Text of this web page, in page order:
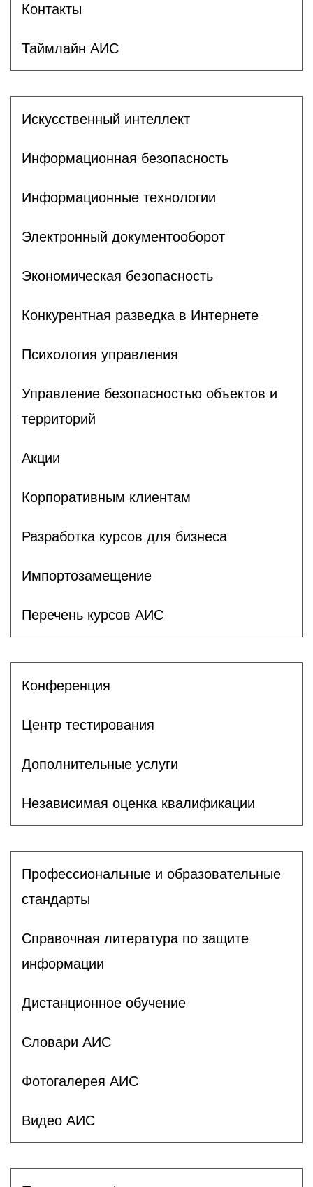
Контакты
Таймлайн АИС
Искусственный интеллект
Информационная безопасность
Информационные технологии
Электронный документооборот
Экономическая безопасность
Конкурентная разведка в Интернете
Психология управления
Управление безопасностью объектов и
территорий
Акции
Корпоративным клиентам
Разработка курсов для бизнеса
Импортозамещение
Перечень курсов АИС
Конференция
Центр тестирования
Дополнительные услуги
Независимая оценка квалификации
Профессиональные и образовательные
стандарты
Справочная литература по защите
информации
Дистанционное обучение
Словари АИС
Фотогалерея АИС
Видео АИС